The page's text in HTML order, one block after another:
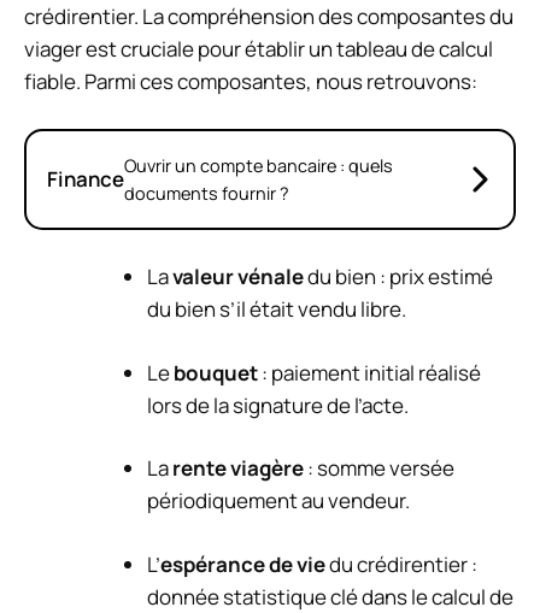
crédirentier. La compréhension des composantes du
viager est cruciale pour établir un tableau de calcul
fiable. Parmi ces composantes, nous retrouvons:
FinanceOuvrir un compte bancaire : quels
documents fournir ?
Lavaleur vénaledu bien : prix estimé
du bien s’il était vendu libre.
Lebouquet: paiement initial réalisé
lors de la signature de l’acte.
Larente viagère: somme versée
périodiquement au vendeur.
L’espérance de viedu crédirentier :
donnée statistique clé dans le calcul de